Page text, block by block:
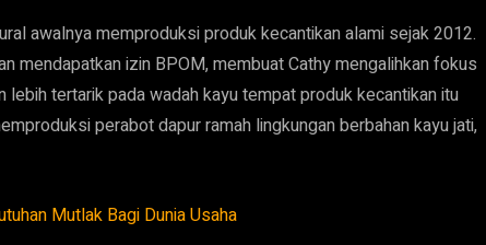
awalnya memproduksi produk kecantikan alami sejak 2012.
mendapatkan izin BPOM, membuat Cathy mengalihkan fokus
tertarik pada wadah kayu tempat produk kecantikan itu
perabot dapur ramah lingkungan berbahan kayu jati,
Mutlak Bagi Dunia Usaha